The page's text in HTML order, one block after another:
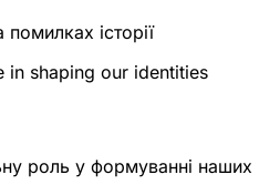
історії
in shaping our identities
роль у формуванні наших